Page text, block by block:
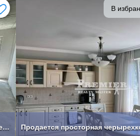
Просторная трехкомнатная квартира в Несебре без таксы поддержки
В